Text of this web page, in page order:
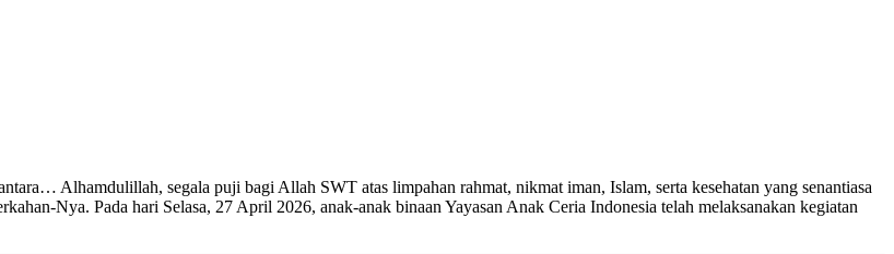
Alhamdulillah, segala puji bagi Allah SWT atas limpahan rahmat, nikmat iman, Islam, serta kesehatan yang senantiasa
Nya. Pada hari Selasa, 27 April 2026, anak-anak binaan Yayasan Anak Ceria Indonesia telah melaksanakan kegiatan